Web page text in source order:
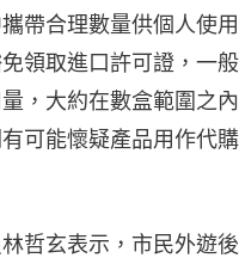
帶合理數量供個人使
領取進口許可證，一
，大約在數盒範圍之
可能懷疑產品用作代
哲玄表示，市民外遊